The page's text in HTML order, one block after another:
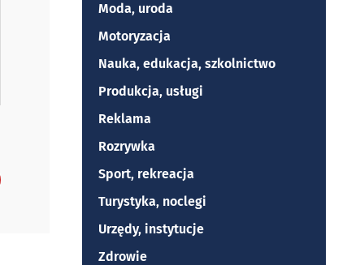
Moda, uroda
Motoryzacja
Nauka, edukacja, szkolnictwo
Produkcja, usługi
Reklama
Rozrywka
Sport, rekreacja
Turystyka, noclegi
Urzędy, instytucje
Zdrowie